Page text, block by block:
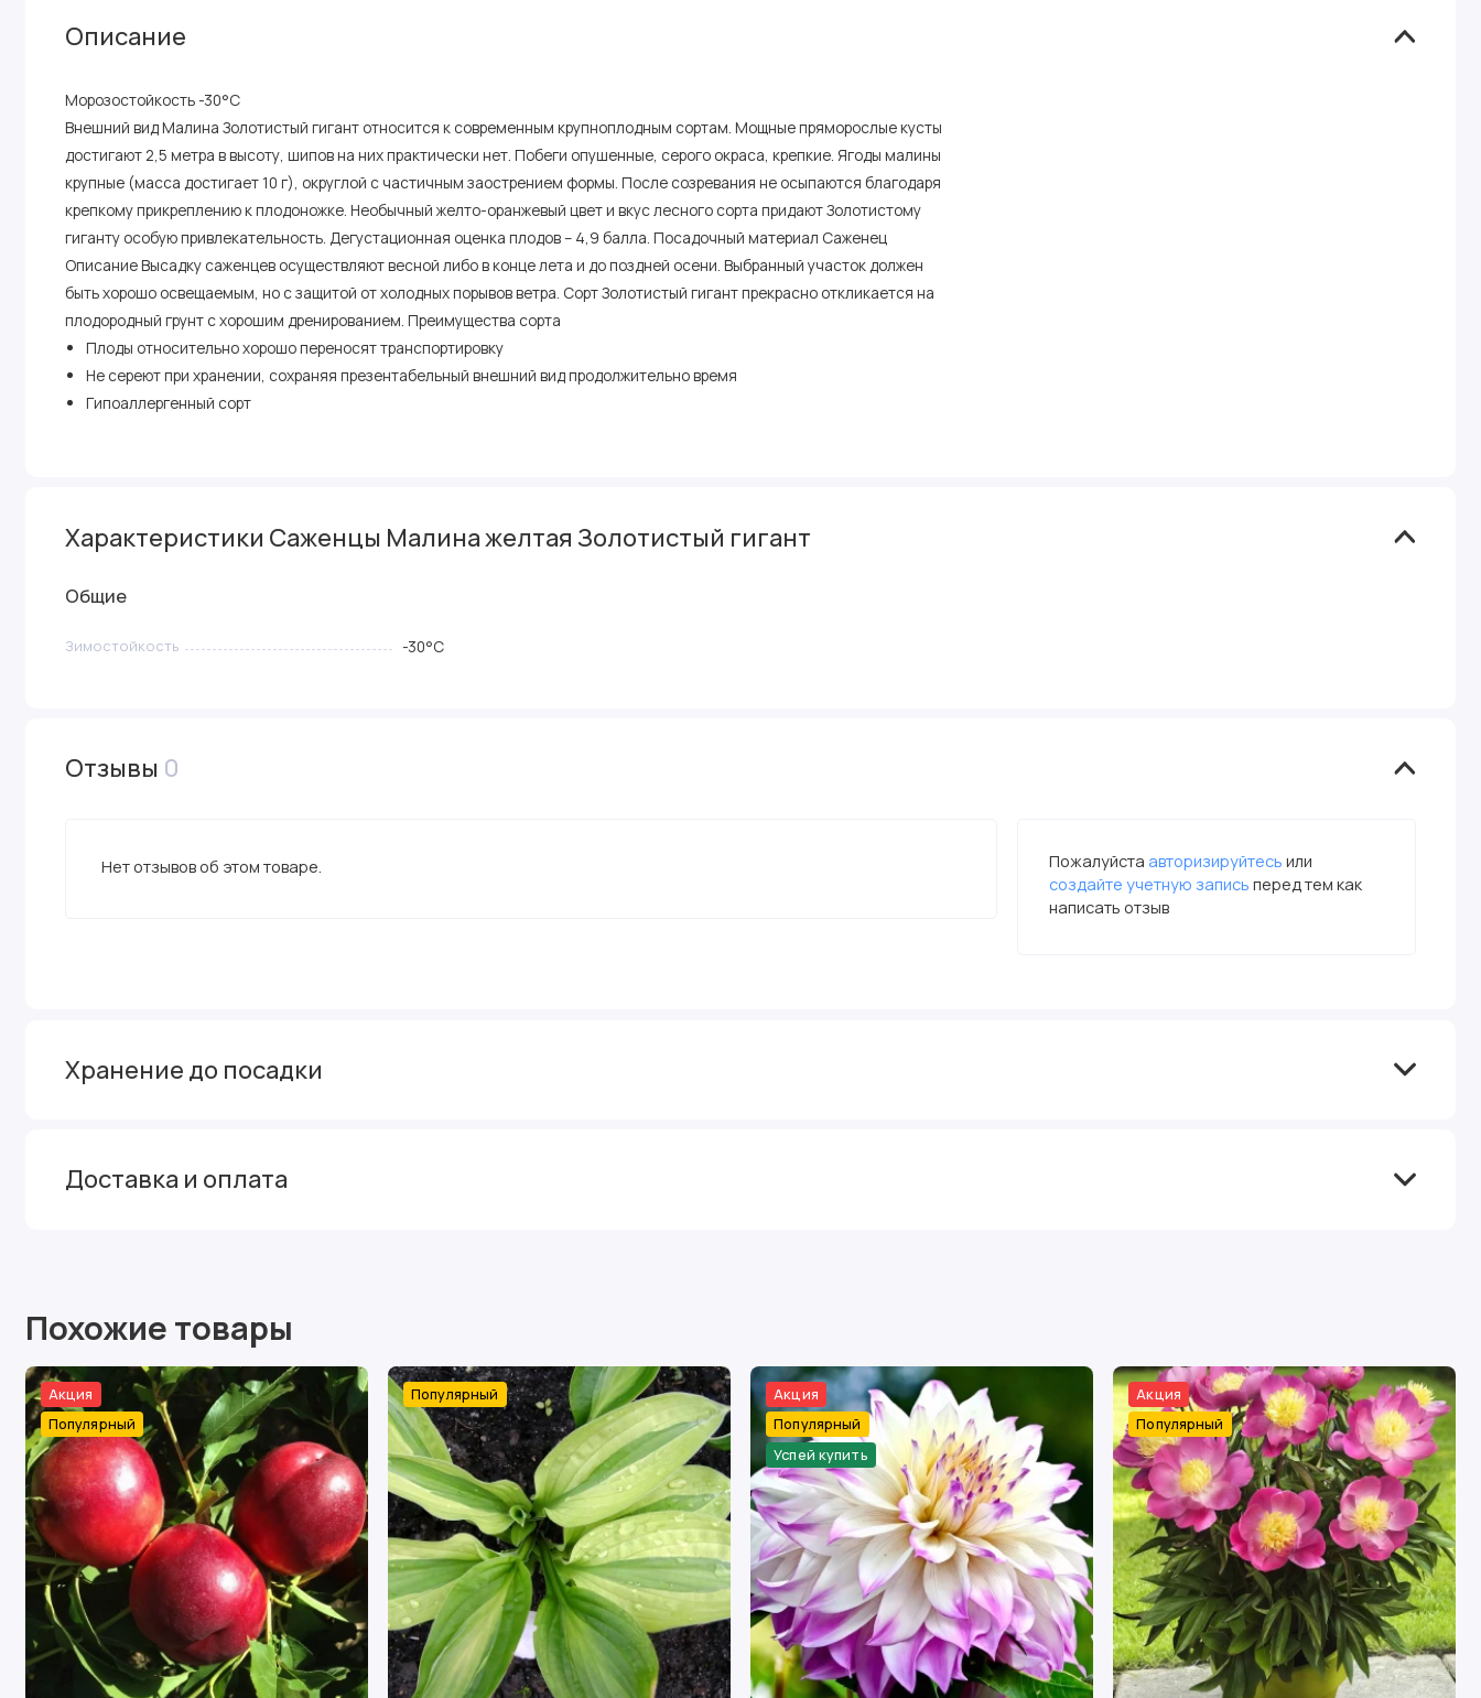
Описание
Морозостойкость -30°C
Внешний вид Малина Золотистый гигант относится к современным крупноплодным сортам. Мощные пряморослые кусты
достигают 2,5 метра в высоту, шипов на них практически нет. Побеги опушенные, серого окраса, крепкие. Ягоды малины
крупные (масса достигает 10 г), округлой с частичным заострением формы. После созревания не осыпаются благодаря
крепкому прикреплению к плодоножке. Необычный желто-оранжевый цвет и вкус лесного сорта придают Золотистому
гиганту особую привлекательность. Дегустационная оценка плодов – 4,9 балла. Посадочный материал Саженец
Описание Высадку саженцев осуществляют весной либо в конце лета и до поздней осени. Выбранный участок должен
быть хорошо освещаемым, но с защитой от холодных порывов ветра. Сорт Золотистый гигант прекрасно откликается на
плодородный грунт с хорошим дренированием. Преимущества сорта
Плоды относительно хорошо переносят транспортировку
Не сереют при хранении, сохраняя презентабельный внешний вид продолжительно время
Гипоаллергенный сорт
Характеристики Саженцы Малина желтая Золотистый гигант
Общие
Зимостойкость -30°C
Отзывы 0
Нет отзывов об этом товаре. Пожалуйста авторизируйтесь или
создайте учетную запись перед тем как
написать отзыв
Хранение до посадки
Доставка и оплата
Похожие товары
Акция
Популярный
Популярный
Акция
Популярный
Успей купить
Акция
Популярный